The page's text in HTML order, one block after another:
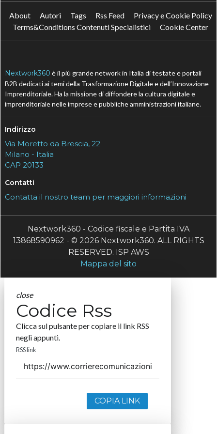
About Autori Tags Rss Feed
Privacy e Cookie Policy
Terms&Conditions Contenuti Specialistici
Cookie Center
Nextwork360 è il più grande network in Italia di testate e portali
B2B dedicati ai temi della Trasformazione Digitale e dell’Innovazione
Imprenditoriale. Ha la missione di diffondere la cultura digitale e
imprenditoriale nelle imprese e pubbliche amministrazioni italiane.
Indirizzo
Via Moretto da Brescia, 22
Milano - Italia
CAP 20133
Contatti
Contatta il nostro team per maggiori informazioni
Nextwork360 - Codice fiscale e Partita IVA
13868590962 - © 2026 Nextwork360. ALL RIGHTS
RESERVED. ISP AWS
Mappa del sito
close
Codice Rss
Clicca sul pulsante per copiare il link RSS
negli appunti.
RSS link
COPIA LINK